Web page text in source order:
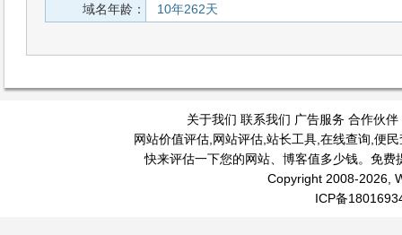
域名年龄： 10年262天
关于我们 联系我们 广告服务 合作伙伴
网站价值评估, 网站评估, 站长工具, 在线查询 便民
快来评估一下您的网站、博客值多少钱。免
Copyright 2008-2026,
ICP备